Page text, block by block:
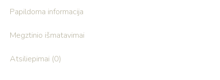
Papildoma informacija
Megztinio išmatavimai
Atsiliepimai (0)